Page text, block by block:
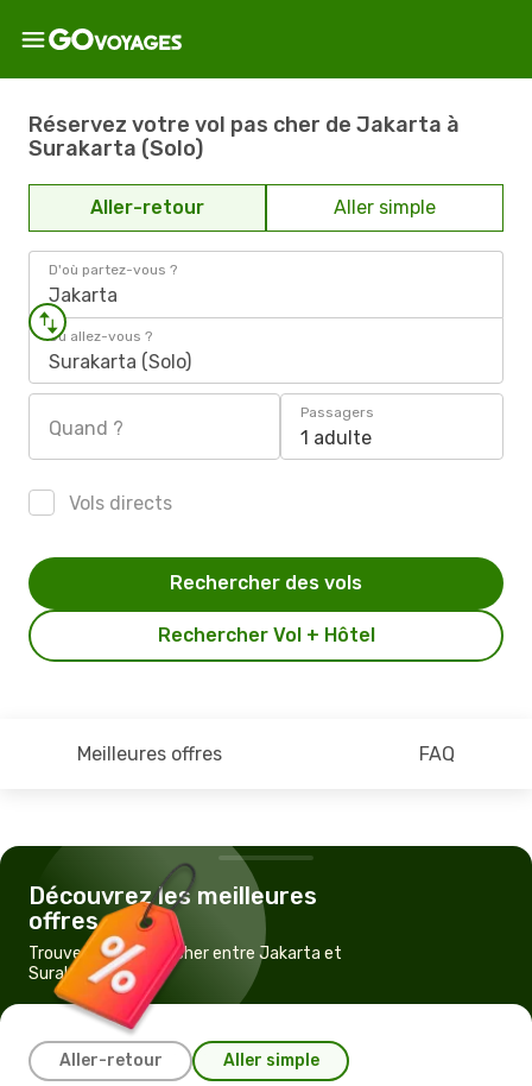
Réservez votre vol pas cher de Jakarta à
Surakarta (Solo)
Aller-retour Aller simple
D'où partez-vous ?
Jakarta
Où allez-vous ?
Surakarta (Solo)
Quand ?
Passagers
1 adulte
Vols directs
Rechercher Vol + Hôtel
Rechercher des vols
Meilleures offres FAQ
Découvrez les meilleures
offres
Trouvez un vol pas cher entre Jakarta et
Surakarta (Solo)
Aller-retour Aller simple